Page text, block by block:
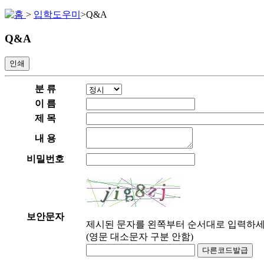
> 입학도우미 >Q&A
Q&A
인쇄
분 류
이 름
제 목
내 용
비밀번호
보안문자
제시된 문자를 왼쪽부터 순서대로 입력하
(영문 대소문자 구분 안함)
다른코드발급